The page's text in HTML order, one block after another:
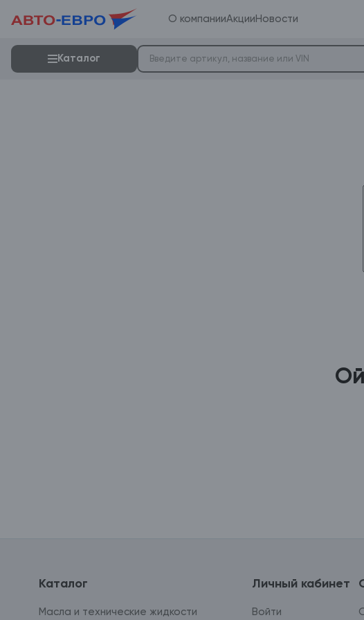
О компанииАкции Новости
Каталог
Каталог
Масла и технические жидкости
Личный кабинет
Войти